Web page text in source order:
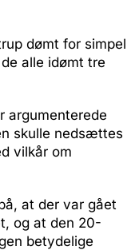
dømt for simpel
alle idømt tre
argumenterede
skulle nedsættes
vilkår om
at der var gået
og at den 20-
betydelige